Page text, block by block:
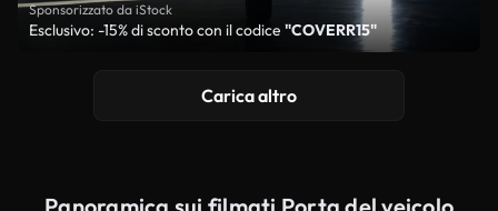
Sponsorizzato da iStock
Esclusivo: -15% di sconto con il codice "COVERR15"
Carica altro